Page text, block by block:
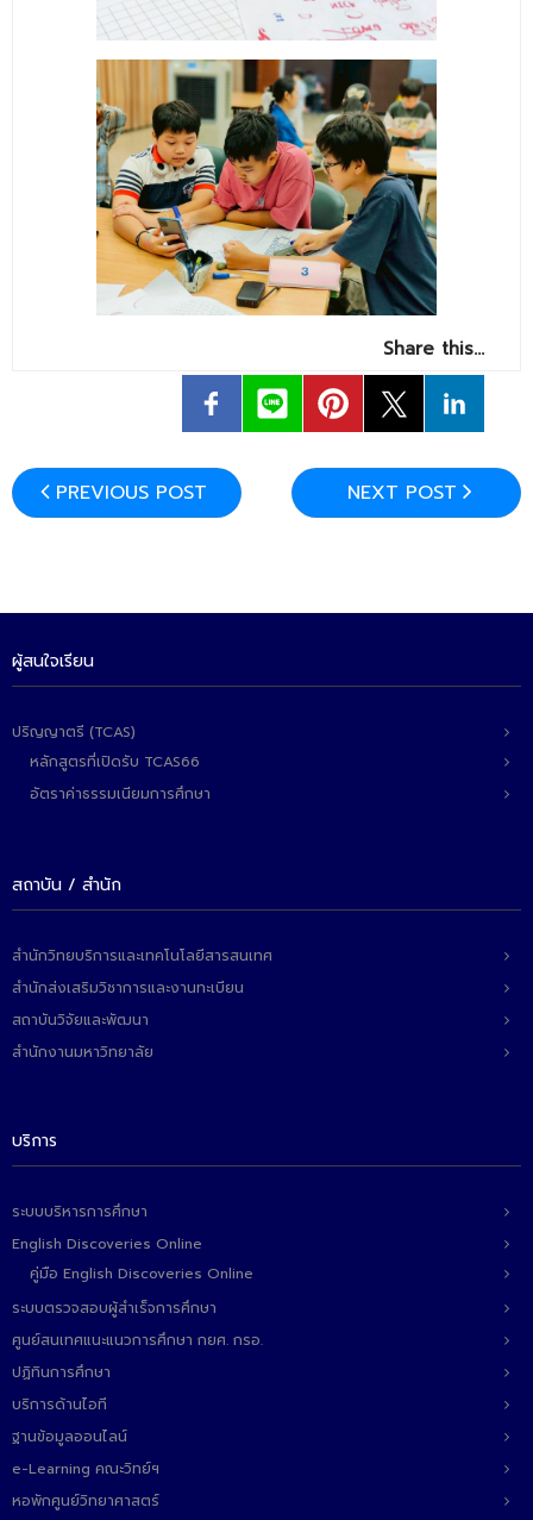
Share this…
PREVIOUS POST NEXT POST
ผู้สนใจเรียน
ปริญญาตรี (TCAS)
หลักสูตรที่เปิดรับ TCAS66
อัตราค่าธรรมเนียมการศึกษา
สถาบัน / สำนัก
สำนักวิทยบริการและเทคโนโลยีสารสนเทศ
สำนักส่งเสริมวิชาการและงานทะเบียน
สถาบันวิจัยและพัฒนา
สำนักงานมหาวิทยาลัย
บริการ
ระบบบริหารการศึกษา
English Discoveries Online
คู่มือ English Discoveries Online
ระบบตรวจสอบผู้สำเร็จการศึกษา
ศูนย์สนเทศแนะแนวการศึกษา กยศ. กรอ.
ปฏิทินการศึกษา
บริการด้านไอที
ฐานข้อมูลออนไลน์
e-Learning คณะวิทย์ฯ
หอพักศูนย์วิทยาศาสตร์